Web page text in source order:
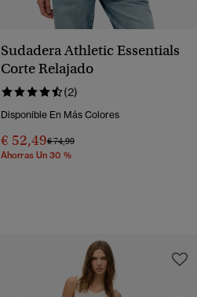
Sudadera Athletic Essentials
Corte Relajado
(2)
Disponible En Más Colores
€ 52,49Precio Rebajado De
€ 74,99A
Ahorras Un 30 %